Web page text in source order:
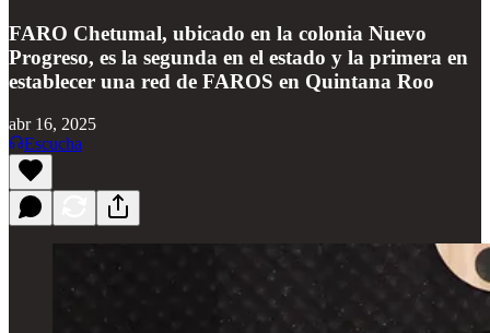
FARO Chetumal, ubicado en la colonia Nuevo
Progreso, es la segunda en el estado y la primera en
establecer una red de FAROS en Quintana Roo
abr 16, 2025
Escucha